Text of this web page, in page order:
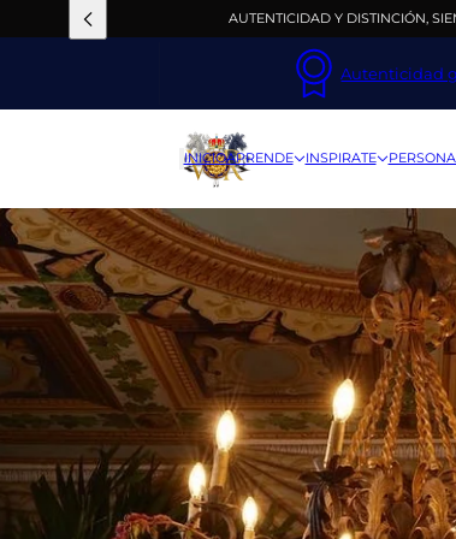
AUTENTICIDAD Y DISTINCIÓN,
Autenticidad
INICIOAPRENDE INSPIRATE